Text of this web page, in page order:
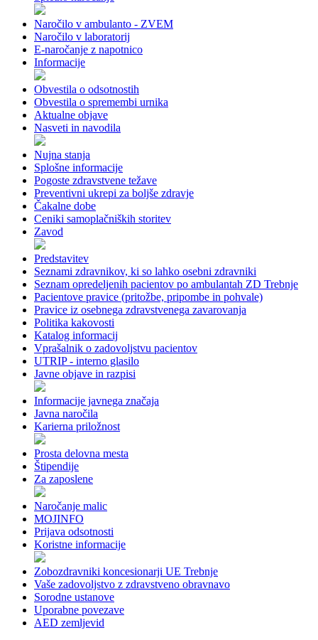
Naročilo v ambulanto - ZVEM
Naročilo v laboratorij
E-naročanje z napotnico
Informacije
Obvestila o odsotnostih
Obvestila o spremembi urnika
Aktualne objave
Nasveti in navodila
Nujna stanja
Splošne informacije
Pogoste zdravstvene težave
Preventivni ukrepi za boljše zdravje
Čakalne dobe
Ceniki samoplačniških storitev
Zavod
Predstavitev
Seznami zdravnikov, ki so lahko osebni zdravniki
Seznam opredeljenih pacientov po ambulantah ZD Trebnje
Pacientove pravice (pritožbe, pripombe in pohvale)
Pravice iz osebnega zdravstvenega zavarovanja
Politika kakovosti
Katalog informacij
Vprašalnik o zadovoljstvu pacientov
UTRIP - interno glasilo
Javne objave in razpisi
Informacije javnega značaja
Javna naročila
Karierna priložnost
Prosta delovna mesta
Štipendije
Za zaposlene
Naročanje malic
MOJINFO
Prijava odsotnosti
Koristne informacije
Zobozdravniki koncesionarji UE Trebnje
Vaše zadovoljstvo z zdravstveno obravnavo
Sorodne ustanove
Uporabne povezave
AED zemljevid